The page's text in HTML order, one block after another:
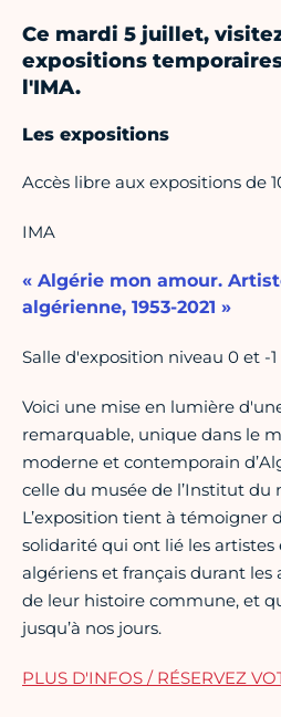
Ce mardi 5 juillet,
expositions
l'IMA.
Les expositions
Accès libre aux expositions de
IMA
« Algérie mon amour.
algérienne, 1953-2021 »
Salle d'exposition niveau 0 et -1
Voici une mise en lumière
remarquable, unique dans le
moderne et contemporain
celle du musée de l’Institut du
L’exposition tient à témoigner
solidarité qui ont lié les
algériens et français durant les
de leur histoire commune, et
jusqu’à nos jours.
PLUS D'INFOS / RÉSERVEZ